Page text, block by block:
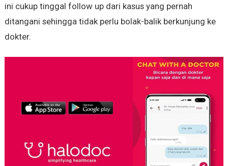
ini cukup tinggal follow updari kasus yang pernah
ditangani sehingga tidak perlu bolak-balik berkunjung ke
dokter.